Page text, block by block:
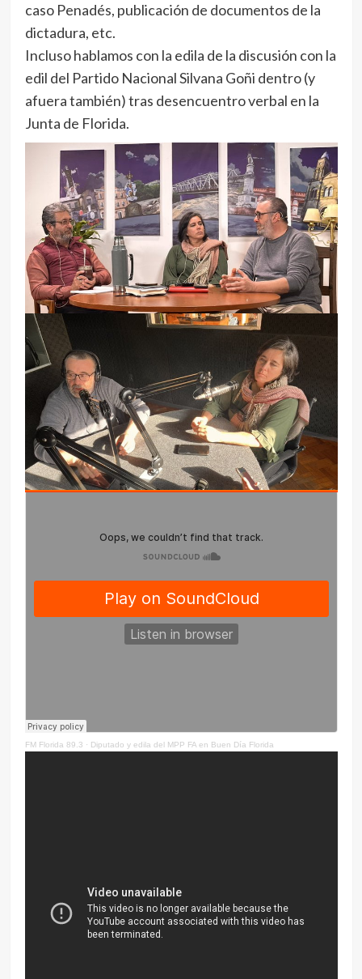
caso Penadés, publicación de documentos de la
dictadura, etc.
Incluso hablamos con la edila de la discusión con la
edil del Partido Nacional Silvana Goñi dentro (y
afuera también) tras desencuentro verbal en la
Junta de Florida.
FM Florida 89.3 · Diputado y edila del MPP FA en Buen Día Florida